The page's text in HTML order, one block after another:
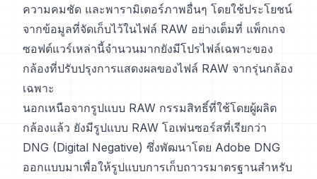
ความคมชัด และพารามิเตอร์ภาพอื่นๆ โดยใช้ประโยชน์
จากข้อมูลที่จัดเก็บไว้ในไฟล์ RAW อย่างเต็มที่ แพ็กเกจ
ซอฟต์แวร์เหล่านี้จำนวนมากยังมีโปรไฟล์เฉพาะของ
กล้องที่ปรับปรุงการแสดงผลของไฟล์ RAW จากรุ่นกล้อง
เฉพาะ
นอกเหนือจากรูปแบบ RAW กรรมสิทธิ์ที่ใช้โดยผู้ผลิต
กล้องแล้ว ยังมีรูปแบบ RAW โอเพ่นซอร์สที่เรียกว่า
DNG (Digital Negative) ซึ่งพัฒนาโดย Adobe DNG
ออกแบบมาเพื่อให้รูปแบบการเก็บถาวรมาตรฐานสำหรับ